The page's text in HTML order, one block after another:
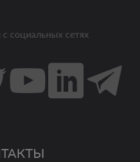
социальных сетях